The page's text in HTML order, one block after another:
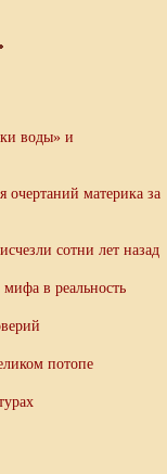
воды» и
очертаний материка за
сотни лет назад
в реальность
потопе